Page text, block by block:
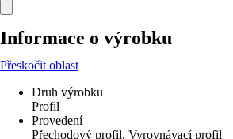
Informace o výrobku
Přeskočit oblast
Druh výrobku
Profil
Provedení
Přechodový profil, Vyrovnávací profil